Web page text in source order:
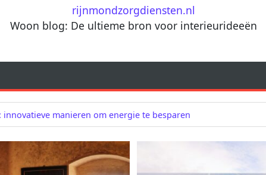
rijnmondzorgdiensten.nl
Woon blog: De ultieme bron voor interieurideeën
manieren om energie te besparen